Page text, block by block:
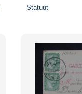
Statuut